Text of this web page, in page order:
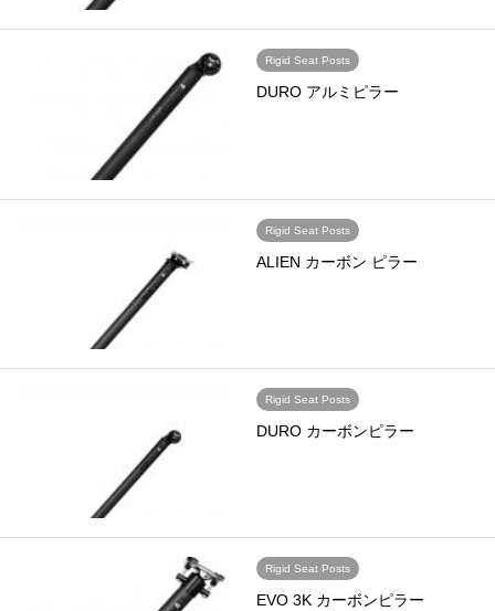
Rigid Seat Posts
DURO アルミピラー
Rigid Seat Posts
ALIEN カーボン ピラー
Rigid Seat Posts
DURO カーボンピラー
Rigid Seat Posts
EVO 3K カーボンピラー